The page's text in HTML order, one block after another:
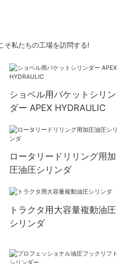
そ私たちの工場を訪問する!
ショベル用バケットシリン
ダー APEX HYDRAULIC
ロータリードリリング用加
圧油圧シリンダ
トラクタ用大容量複動油圧
シリンダ